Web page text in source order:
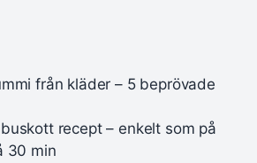
från kläder – 5 beprövade
recept – enkelt som på
30 min